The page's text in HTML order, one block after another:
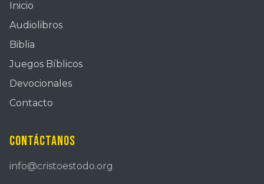
Inicio
Audiolibros
Biblia
Juegos Bíblicos
Devocionales
Contacto
Contáctanos
info@cristoestodo.org